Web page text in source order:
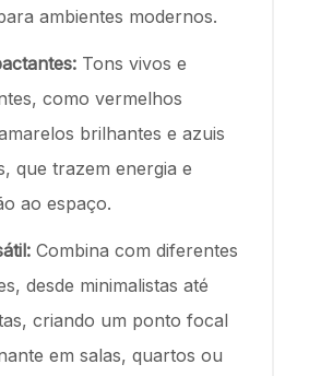
ambientes modernos.
Tons vivos e
como vermelhos
brilhantes e azuis
que trazem energia e
ao espaço.
Combina com diferentes
desde minimalistas até
criando um ponto focal
em salas, quartos ou